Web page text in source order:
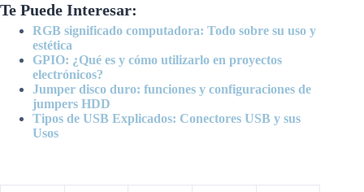
Te Puede Interesar:
RGB significado computadora: Todo sobre su uso y
estética
GPIO: ¿Qué es y cómo utilizarlo en proyectos
electrónicos?
Jumper disco duro: funciones y configuraciones de
jumpers HDD
Tipos de USB Explicados: Conectores USB y sus
Usos